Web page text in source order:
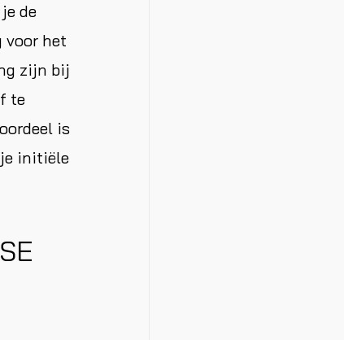
de
voor het
zijn bij
te
is
initiële